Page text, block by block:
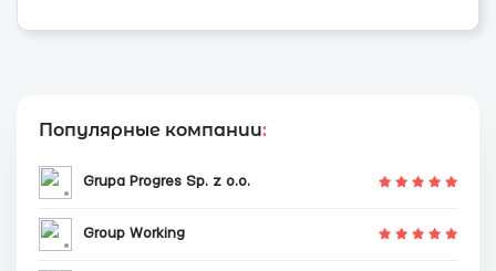
Популярные компании:
Grupa Progres Sp. z o.o.
Group Working